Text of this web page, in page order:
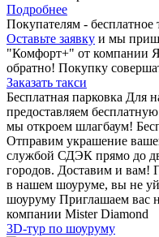
Подробнее
Покупателям -
Оставьте заявку и мы
"Комфорт+" от компании
обратно! Покупку
Заказать такси
Бесплатная парковка Для
предоставляем
мы откроем шлагбаум!
Отправим украшение
службой СДЭК прямо до
городов. Доставим и вам!
в нашем шоуруме, вы не
шоуруму Приглашаем вас
компании Mister Diamond
3D-тур по шоуруму